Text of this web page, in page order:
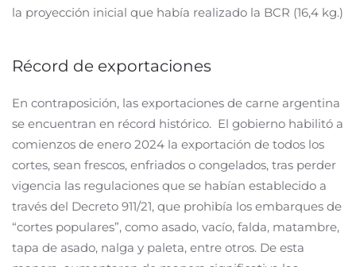
la proyección inicial que había realizado la BCR (16,4 kg.)
Récord de exportaciones
En contraposición, las exportaciones de carne argentina
se encuentran en récord histórico. El gobierno habilitó a
comienzos de enero 2024 la exportación de todos los
cortes, sean frescos, enfriados o congelados, tras perder
vigencia las regulaciones que se habían establecido a
través del Decreto 911/21, que prohibía los embarques de
“cortes populares”, como asado, vacío, falda, matambre,
tapa de asado, nalga y paleta, entre otros. De esta